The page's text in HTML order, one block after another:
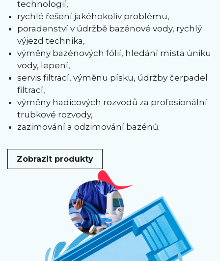
technologií,
rychlé řešení jakéhokoliv problému,
poradenství v údržbě bazénové vody, rychlý
výjezd technika,
výměny bazénových fólií, hledání místa úniku
vody, lepení,
servis filtrací, výměnu písku, údržby čerpadel
filtrací,
výměny hadicových rozvodů za profesionální
trubkové rozvody,
zazimování a odzimování bazénů.
Zobrazit produkty